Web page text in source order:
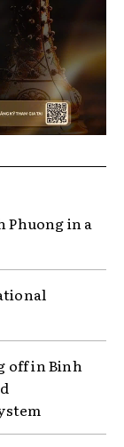
Phuong in a
off in Binh